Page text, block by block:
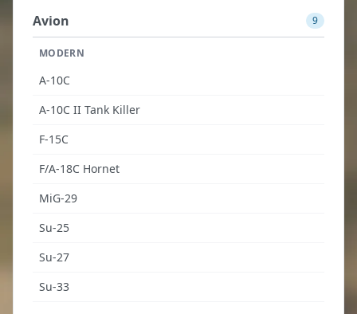
Avion 9
MODERN
A-10C
A-10C II Tank Killer
F-15C
F/A-18C Hornet
MiG-29
Su-25
Su-27
Su-33